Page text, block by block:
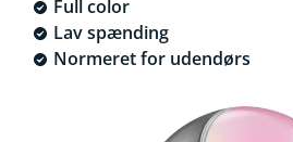
Full color
Lav spænding
Normeret for udendørs